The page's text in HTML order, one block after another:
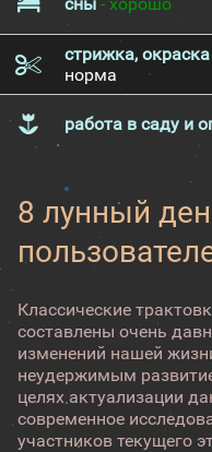
стрижка,
норма
работа в саду и
8 лунный
Классические
составлены очень
изменений нашей
неудержимым
целях актуализации
современное
участников текущего